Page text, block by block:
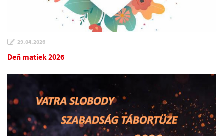
29.04.2026
Deň matiek 2026